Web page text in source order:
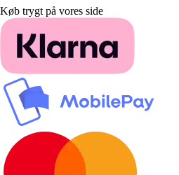
Køb trygt på vores side